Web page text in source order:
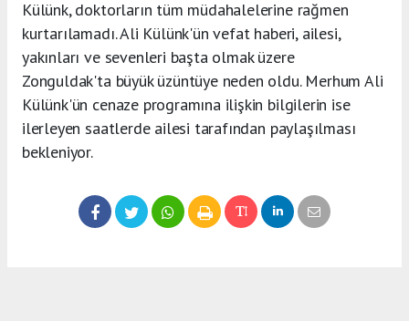
Külünk, doktorların tüm müdahalelerine rağmen
kurtarılamadı. Ali Külünk'ün vefat haberi, ailesi,
yakınları ve sevenleri başta olmak üzere
Zonguldak'ta büyük üzüntüye neden oldu. Merhum Ali
Külünk'ün cenaze programına ilişkin bilgilerin ise
ilerleyen saatlerde ailesi tarafından paylaşılması
bekleniyor.